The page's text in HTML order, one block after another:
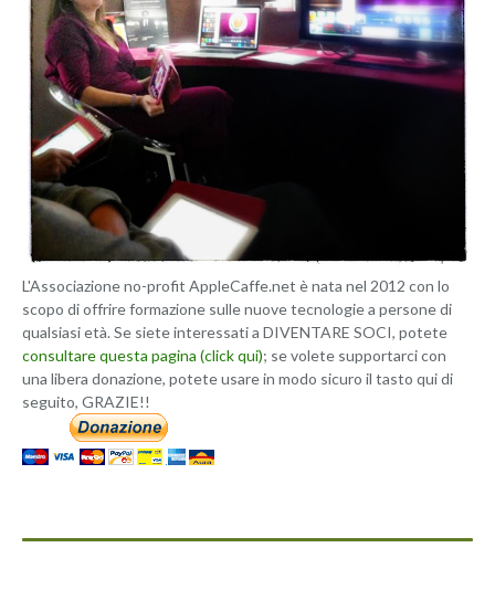
L'Associazione no-profit AppleCaffe.net è nata nel 2012 con lo
scopo di offrire formazione sulle nuove tecnologie a persone di
qualsiasi età. Se siete interessati a DIVENTARE SOCI, potete
consultare questa pagina (click qui); se volete supportarci con
una libera donazione, potete usare in modo sicuro il tasto qui di
seguito, GRAZIE!!